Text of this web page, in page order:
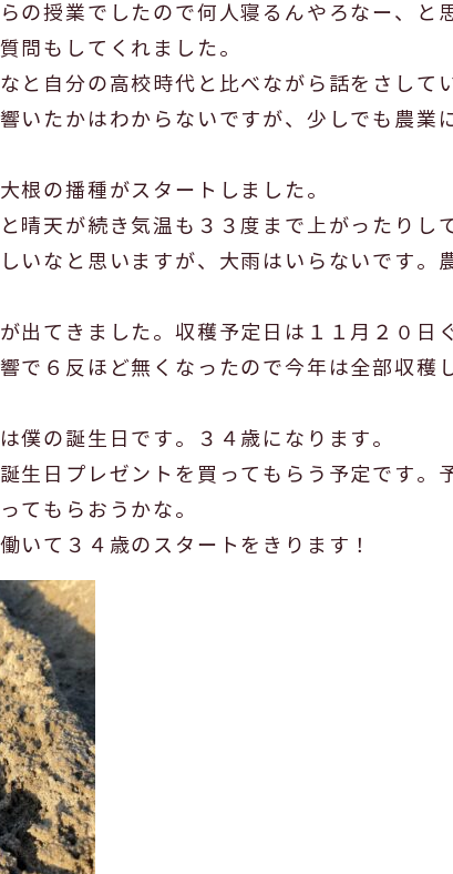
の授業でしたので何人寝るんやろなー、
問もしてくれました。
と自分の高校時代と比べながら話をさして
いたかはわからないですが、少しでも農業
根の播種がスタートしました。
晴天が続き気温も３３度まで上がったりし
いなと思いますが、大雨はいらないです。
出てきました。収穫予定日は１１月２０日
で６反ほど無くなったので今年は全部収穫
僕の誕生日です。３４歳になります。
生日プレゼントを買ってもらう予定です。
てもらおうかな。
いて３４歳のスタートをきります！